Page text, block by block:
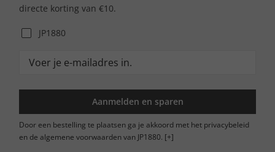
directe korting van €10.
JP1880
Aanmelden en sparen
Door een bestelling te plaatsen ga je akkoord met het privacybeleid
en de algemene voorwaarden van JP1880. [+]